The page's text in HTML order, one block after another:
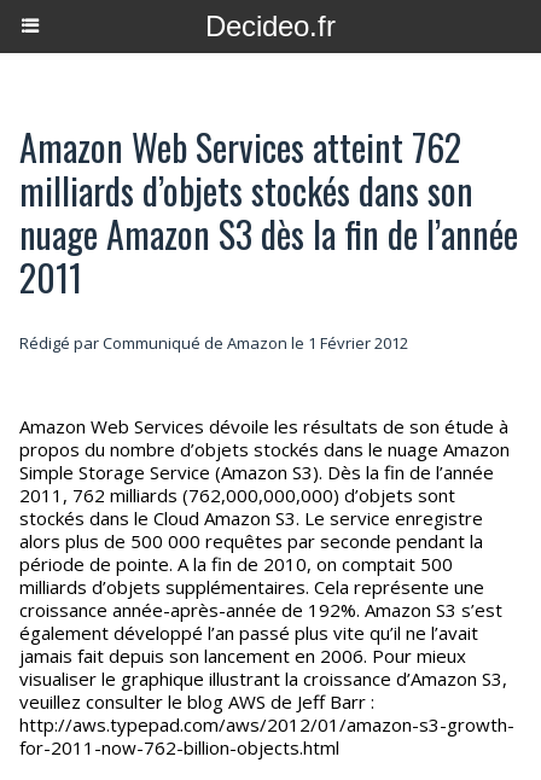
Decideo.fr
Amazon Web Services atteint 762
milliards d’objets stockés dans son
nuage Amazon S3 dès la fin de l’année
2011
Rédigé par Communiqué de Amazon le 1 Février 2012
Amazon Web Services dévoile les résultats de son étude à
propos du nombre d’objets stockés dans le nuage Amazon
Simple Storage Service (Amazon S3). Dès la fin de l’année
2011, 762 milliards (762,000,000,000) d’objets sont
stockés dans le Cloud Amazon S3. Le service enregistre
alors plus de 500 000 requêtes par seconde pendant la
période de pointe. A la fin de 2010, on comptait 500
milliards d’objets supplémentaires. Cela représente une
croissance année-après-année de 192%. Amazon S3 s’est
également développé l’an passé plus vite qu’il ne l’avait
jamais fait depuis son lancement en 2006. Pour mieux
visualiser le graphique illustrant la croissance d’Amazon S3,
veuillez consulter le blog AWS de Jeff Barr :
http://aws.typepad.com/aws/2012/01/amazon-s3-growth-
for-2011-now-762-billion-objects.html